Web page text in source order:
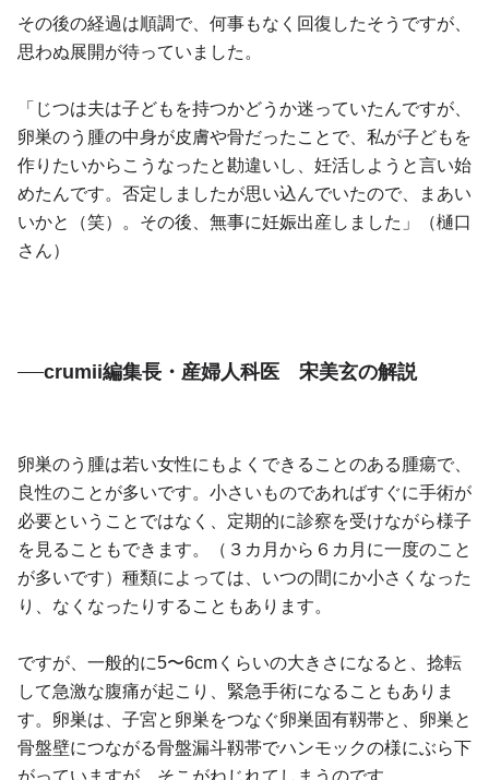
その後の経過は順調で、何事もなく回復したそうですが、
思わぬ展開が待っていました。
「じつは夫は子どもを持つかどうか迷っていたんですが、
卵巣のう腫の中身が皮膚や骨だったことで、私が子どもを
作りたいからこうなったと勘違いし、妊活しようと言い始
めたんです。否定しましたが思い込んでいたので、まあい
いかと（笑）。その後、無事に妊娠出産しました」（樋口
さん）
crumii編集長・産婦人科医 宋美玄の解説
卵巣のう腫は若い女性にもよくできることのある腫瘍で、
良性のことが多いです。小さいものであればすぐに手術が
必要ということではなく、定期的に診察を受けながら様子
を見ることもできます。（３カ月から６カ月に一度のこと
が多いです）種類によっては、いつの間にか小さくなった
り、なくなったりすることもあります。
ですが、一般的に5〜6cmくらいの大きさになると、捻転
して急激な腹痛が起こり、緊急手術になることもありま
す。卵巣は、子宮と卵巣をつなぐ卵巣固有靱帯と、卵巣と
骨盤壁につながる骨盤漏斗靱帯でハンモックの様にぶら下
がっていますが、そこがねじれてしまうのです。